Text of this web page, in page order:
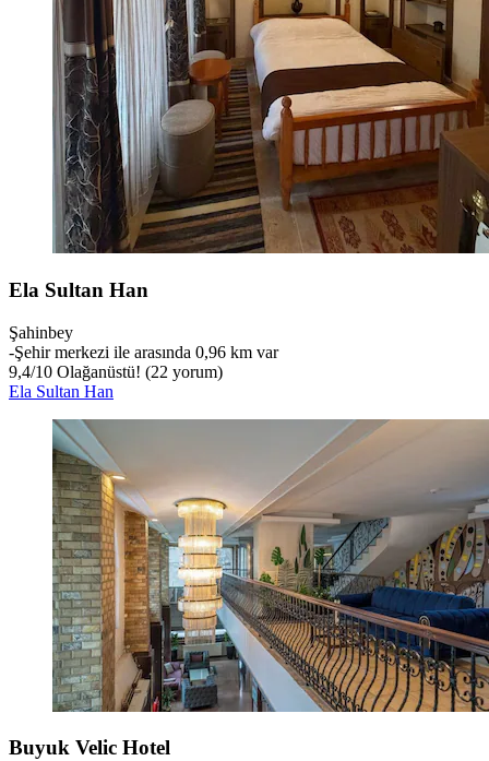
Ela Sultan Han
Şahinbey
‐Şehir merkezi ile arasında 0,96 km var
9,4/10 Olağanüstü! (22 yorum)
Ela Sultan Han
Buyuk Velic Hotel